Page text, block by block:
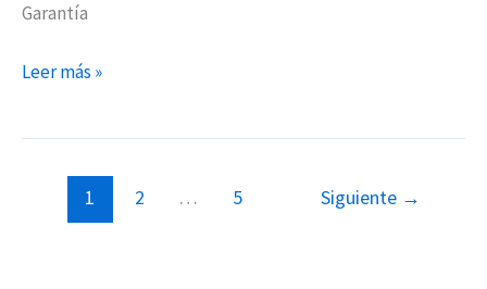
Garantía
Leer más »
1 2 … 5 Siguiente →